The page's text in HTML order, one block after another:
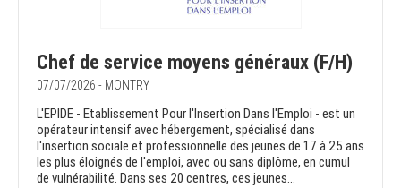
Chef de service moyens généraux (F/H)
07/07/2026 - MONTRY
L'EPIDE - Etablissement Pour l'Insertion Dans l'Emploi - est un
opérateur intensif avec hébergement, spécialisé dans
l'insertion sociale et professionnelle des jeunes de 17 à 25 ans
les plus éloignés de l'emploi, avec ou sans diplôme, en cumul
de vulnérabilité. Dans ses 20 centres, ces jeunes...